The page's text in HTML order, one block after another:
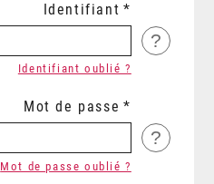
Identifiant
?
Identifiant oublié ?
Mot de passe
?
Mot de passe oublié ?